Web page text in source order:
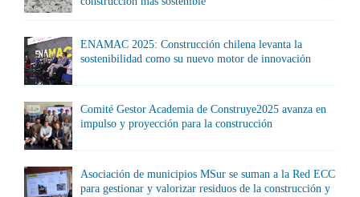
ENAMAC 2025: Construcción chilena levanta la
sostenibilidad como su nuevo motor de innovación
Comité Gestor Academia de Construye2025 avanza en
impulso y proyección para la construcción
Asociación de municipios MSur se suman a la Red ECC
para gestionar y valorizar residuos de la construcción y